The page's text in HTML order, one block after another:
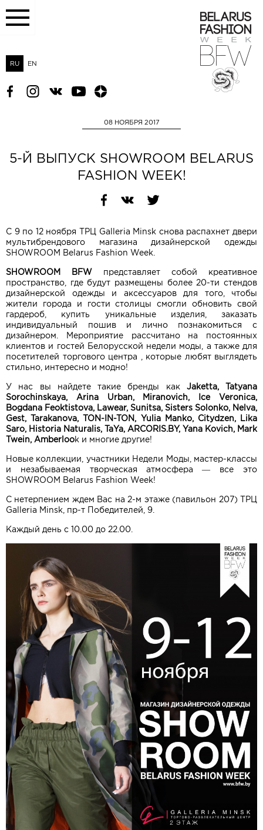
RU EN
08 НОЯБРЯ 2017
5-Й ВЫПУСК SHOWROOM BELARUS
FASHION WEEK!
С 9 по 12 ноября ТРЦ Galleria Minsk снова распахнет двери
мультибрендового магазина дизайнерской одежды
SHOWROOM Belarus Fashion Week.
SHOWROOM BFW представляет собой креативное
пространство, где будут размещены более 20-ти стендов
дизайнерской одежды и аксессуаров для того, чтобы
жители города и гости столицы смогли обновить свой
гардероб, купить уникальные изделия, заказать
индивидуальный пошив и лично познакомиться с
дизайнером. Мероприятие рассчитано на постоянных
клиентов и гостей Белорусской недели моды, а также для
посетителей торгового центра , которые любят выглядеть
стильно, интересно и модно!
У нас вы найдете такие бренды как Jaketta, Tatyana
Sorochinskaya, Arina Urban, Miranovich, Ice Veronica,
Bogdana Feoktistova, Lawear, Sunitsa, Sisters Solonko, Nelva,
Gest, Tarakanova, TON-IN-TON, Yulia Manko, Citydzen, Lika
Saro, Historia Naturalis, TaYa, ARCORIS.BY, Yana Kovich, Mark
Twein, Amberlook и многие другие!
Новые коллекции, участники Недели Моды, мастер-классы
и незабываемая творческая атмосфера — все это
SHOWROOM Belarus Fashion Week!
С нетерпением ждем Вас на 2-м этаже (павильон 207) ТРЦ
Galleria Minsk, пр-т Победителей, 9.
Каждый день с 10.00 до 22.00.